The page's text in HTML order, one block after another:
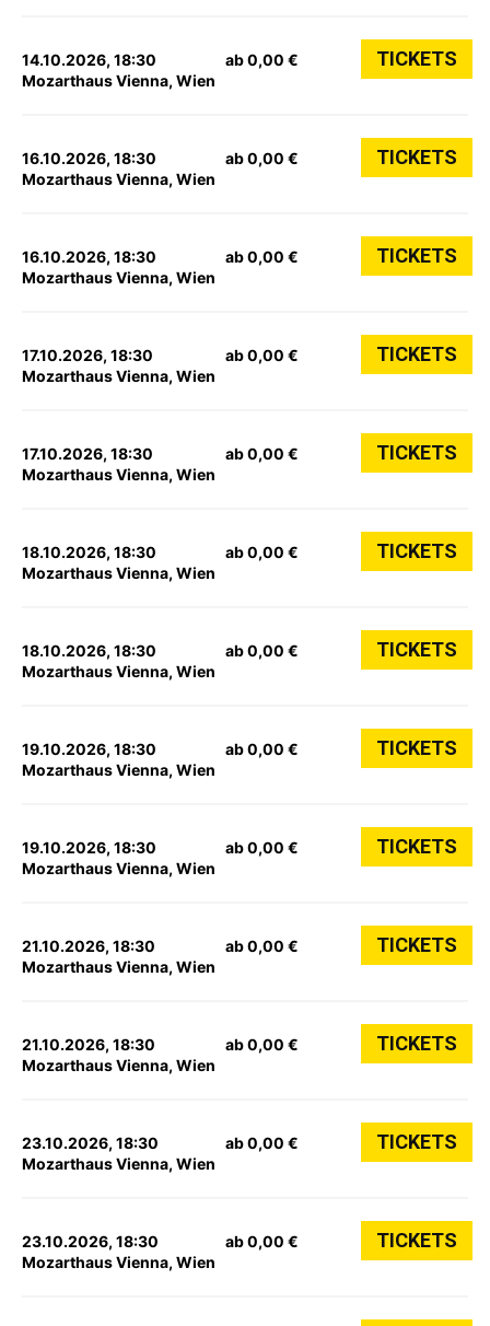
14.10.2026, 18:30
Mozarthaus Vienna, Wien
ab 0,00 € TICKETS
16.10.2026, 18:30
Mozarthaus Vienna, Wien
ab 0,00 € TICKETS
16.10.2026, 18:30
Mozarthaus Vienna, Wien
ab 0,00 € TICKETS
17.10.2026, 18:30
Mozarthaus Vienna, Wien
ab 0,00 € TICKETS
17.10.2026, 18:30
Mozarthaus Vienna, Wien
ab 0,00 € TICKETS
18.10.2026, 18:30
Mozarthaus Vienna, Wien
ab 0,00 € TICKETS
18.10.2026, 18:30
Mozarthaus Vienna, Wien
ab 0,00 € TICKETS
19.10.2026, 18:30
Mozarthaus Vienna, Wien
ab 0,00 € TICKETS
19.10.2026, 18:30
Mozarthaus Vienna, Wien
ab 0,00 € TICKETS
21.10.2026, 18:30
Mozarthaus Vienna, Wien
ab 0,00 € TICKETS
21.10.2026, 18:30
Mozarthaus Vienna, Wien
ab 0,00 € TICKETS
23.10.2026, 18:30
Mozarthaus Vienna, Wien
ab 0,00 € TICKETS
23.10.2026, 18:30
Mozarthaus Vienna, Wien
ab 0,00 € TICKETS